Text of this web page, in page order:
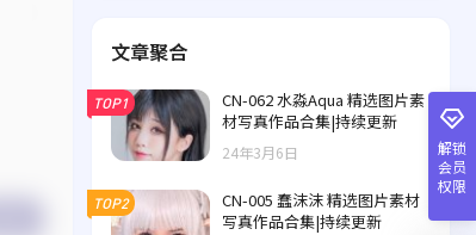
文章聚合
TOP1
CN-062 水淼Aqua 精选图片素
材写真作品合集|持续更新
24年3月6日
TOP2
CN-005 蠢沫沫 精选图片素材
写真作品合集|持续更新
解锁
会员
权限